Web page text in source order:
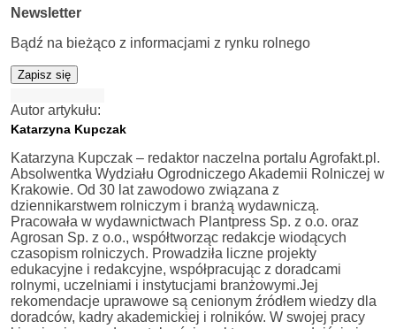
Newsletter
Bądź na bieżąco z informacjami z rynku rolnego
Zapisz się
Autor artykułu:
Katarzyna Kupczak
Katarzyna Kupczak – redaktor naczelna portalu Agrofakt.pl.
Absolwentka Wydziału Ogrodniczego Akademii Rolniczej w
Krakowie. Od 30 lat zawodowo związana z
dziennikarstwem rolniczym i branżą wydawniczą.
Pracowała w wydawnictwach Plantpress Sp. z o.o. oraz
Agrosan Sp. z o.o., współtworząc redakcje wiodących
czasopism rolniczych. Prowadziła liczne projekty
edukacyjne i redakcyjne, współpracując z doradcami
rolnymi, uczelniami i instytucjami branżowymi.Jej
rekomendacje uprawowe są cenionym źródłem wiedzy dla
doradców, kadry akademickiej i rolników. W swojej pracy